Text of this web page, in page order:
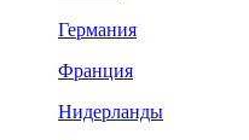
Германия
Франция
Нидерланды